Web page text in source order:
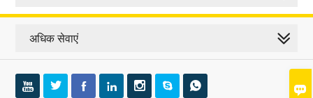

अधिक सेवाएं
      